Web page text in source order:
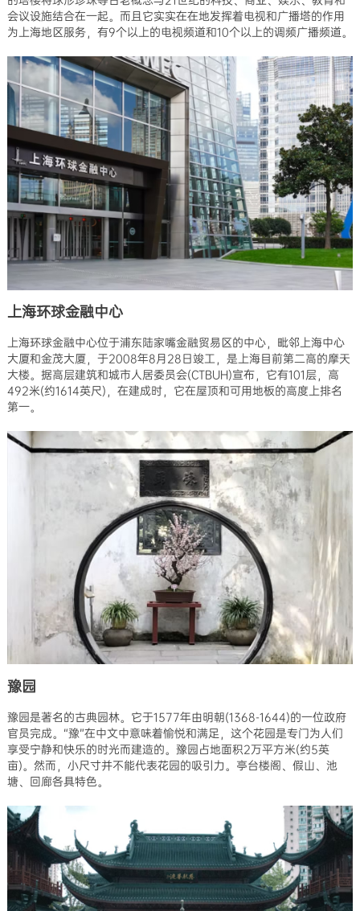
会议设施结合在一起。而且它实实在在地发挥着电视和广播塔的作用
为上海地区服务，有9个以上的电视频道和10个以上的调频广播频道。
上海环球金融中心
上海环球金融中心位于浦东陆家嘴金融贸易区的中心，毗邻上海中心
大厦和金茂大厦，于2008年8月28日竣工，是上海目前第二高的摩天
大楼。据高层建筑和城市人居委员会(CTBUH)宣布，它有101层，高
492米(约1614英尺)，在建成时，它在屋顶和可用地板的高度上排名
第一。
豫园
豫园是著名的古典园林。它于1577年由明朝(1368-1644)的一位政府
官员完成。“豫”在中文中意味着愉悦和满足，这个花园是专门为人们
享受宁静和快乐的时光而建造的。豫园占地面积2万平方米(约5英
亩)。然而，小尺寸并不能代表花园的吸引力。亭台楼阁、假山、池
塘、回廊各具特色。